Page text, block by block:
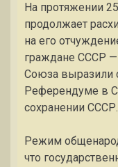
На протяжении
продолжает
на его
граждане СССР —
Союза выразили
Референдуме в
сохранении СССР.
Режим
что